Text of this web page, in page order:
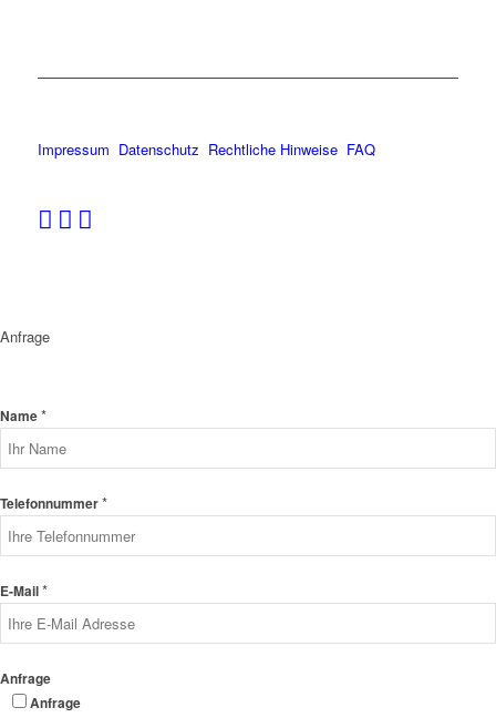
Impressum Datenschutz Rechtliche Hinweise FAQ
Anfrage
Name*
Telefonnummer*
E-Mail*
Anfrage
Anfrage